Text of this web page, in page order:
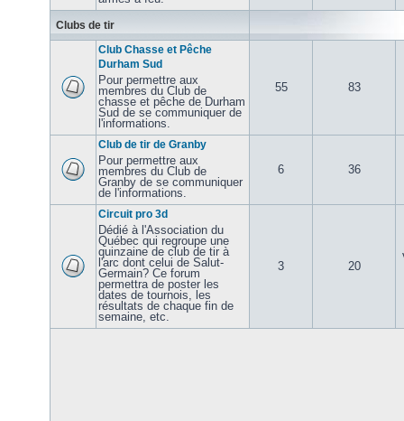
Clubs de tir
Club Chasse et Pêche
Durham Sud
Pour permettre aux
membres du Club de
chasse et pêche de Durham
Sud de se communiquer de
l'informations.
55 83
Club de tir de Granby
Pour permettre aux
membres du Club de
Granby de se communiquer
de l'informations.
6 36
Circuit pro 3d
Dédié à l'Association du
Québec qui regroupe une
quinzaine de club de tir à
l'arc dont celui de Salut-
Germain? Ce forum
permettra de poster les
dates de tournois, les
résultats de chaque fin de
semaine, etc.
3 20